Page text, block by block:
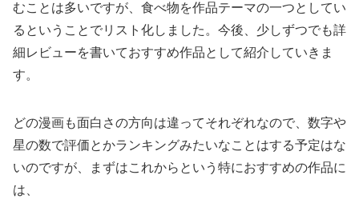
むことは多いですが、食べ物を作品テーマの一つとしてい
るということでリスト化しました。今後、少しずつでも詳
細レビューを書いておすすめ作品として紹介していきま
す。
どの漫画も面白さの方向は違ってそれぞれなので、数字や
星の数で評価とかランキングみたいなことはする予定はな
いのですが、まずはこれからという特におすすめの作品に
は、